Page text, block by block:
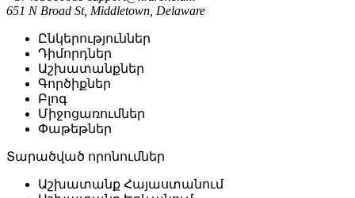
651 N Broad St, Middletown, Delaware
Ընկերություններ
Դիմորդներ
Աշխատանքներ
Գործիքներ
Բլոգ
Միջոցառումներ
Փաթեթներ
Տարածված որոնումներ
Աշխատանք Հայաստանում